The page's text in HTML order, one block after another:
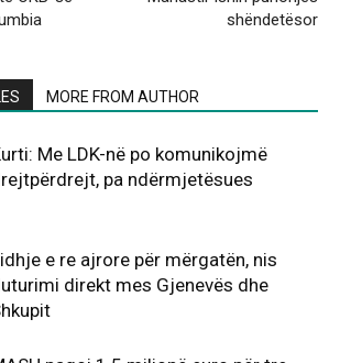
shëndetësor
MORE FROM AUTHOR
Me LDK-në po komunikojmë
pa ndërmjetësues
e re ajrore për mërgatën, nis
direkt mes Gjenevës dhe